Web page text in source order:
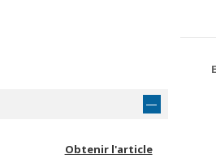
Obtenir l'article